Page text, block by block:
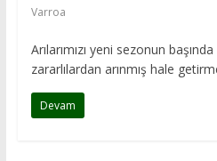
Varroa
Arılarımızı yeni sezonun
zararlılardan arınmış hale
Devam